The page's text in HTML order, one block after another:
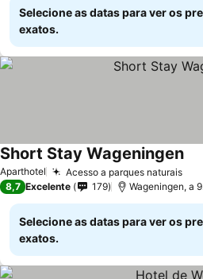
Selecione as datas para ver os
exatos.
Aparthotel Acesso a parques naturaisVer
Short Stay Wageningen
8,7 Excelente 179 Wageningen, a
Selecione as datas para ver os
exatos.